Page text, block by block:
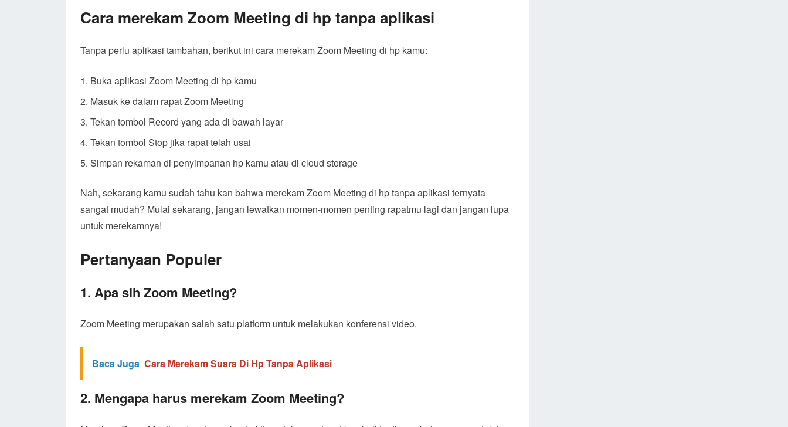
Cara merekam Zoom Meeting di hp tanpa aplikasi
Tanpa perlu aplikasi tambahan, berikut ini cara merekam Zoom Meeting di hp kamu:
Buka aplikasi Zoom Meeting di hp kamu
Masuk ke dalam rapat Zoom Meeting
Tekan tombol Record yang ada di bawah layar
Tekan tombol Stop jika rapat telah usai
Simpan rekaman di penyimpanan hp kamu atau di cloud storage
Nah, sekarang kamu sudah tahu kan bahwa merekam Zoom Meeting di hp tanpa aplikasi ternyata
sangat mudah? Mulai sekarang, jangan lewatkan momen-momen penting rapatmu lagi dan jangan lupa
untuk merekamnya!
Pertanyaan Populer
1. Apa sih Zoom Meeting?
Zoom Meeting merupakan salah satu platform untuk melakukan konferensi video.
Baca Juga Cara Merekam Suara Di Hp Tanpa Aplikasi
2. Mengapa harus merekam Zoom Meeting?